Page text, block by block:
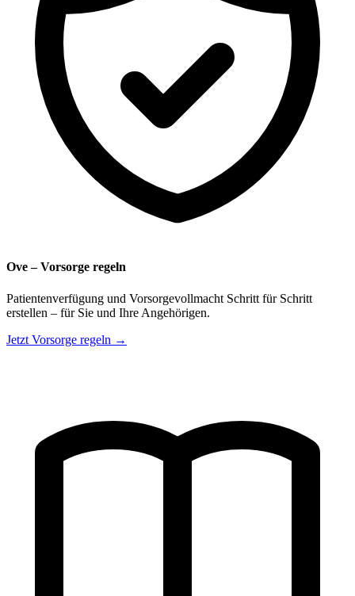
Ove – Vorsorge regeln
Patientenverfügung und Vorsorgevollmacht Schritt für Schritt
erstellen – für Sie und Ihre Angehörigen.
Jetzt Vorsorge regeln →